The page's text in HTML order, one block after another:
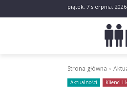
piątek, 7 sierpnia, 2026
Strona główna
Aktualności Klienci i